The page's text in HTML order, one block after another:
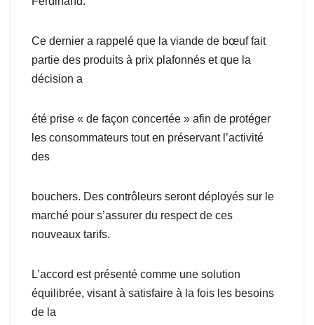
Ce dernier a rappelé que la viande de bœuf fait
partie des produits à prix plafonnés et que la
décision a
été prise « de façon concertée » afin de protéger
les consommateurs tout en préservant l’activité
des
bouchers. Des contrôleurs seront déployés sur le
marché pour s’assurer du respect de ces
nouveaux tarifs.
L’accord est présenté comme une solution
équilibrée, visant à satisfaire à la fois les besoins
de la